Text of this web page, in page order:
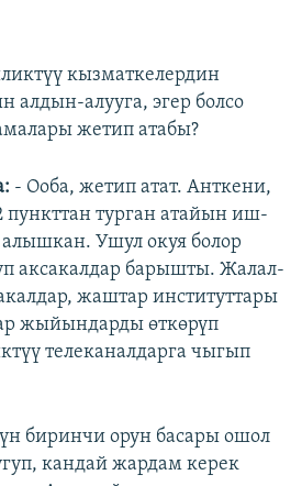
кызматкелердин
алдын-алууга, эгер болсо
жетип атабы?
- Ооба, жетип атат. Анткени,
пункттан турган атайын иш-
Ушул окуя болор
аксакалдар барышты. Жалал-
жаштар институттары
жыйындарды өткөрүп
телеканалдарга чыгып
биринчи орун басары ошол
кандай жардам керек